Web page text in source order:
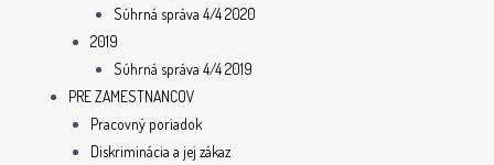
Súhrná správa 4/4 2020
2019
Súhrná správa 4/4 2019
PRE ZAMESTNANCOV
Pracovný poriadok
Diskriminácia a jej zákaz